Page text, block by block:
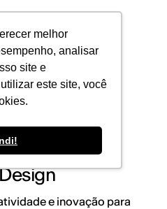
melhor
analisar
site e
este site, você
com a
e inovação para